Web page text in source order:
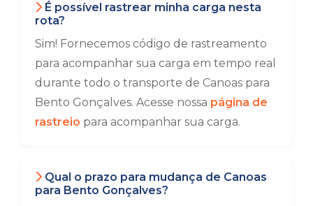
É possível rastrear minha carga nesta
rota?
Sim! Fornecemos código de rastreamento
para acompanhar sua carga em tempo real
durante todo o transporte de Canoas para
Bento Gonçalves. Acesse nossa página de
rastreio para acompanhar sua carga.
Qual o prazo para mudança de Canoas
para Bento Gonçalves?